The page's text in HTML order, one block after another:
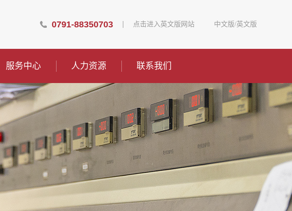
中文版/英文版
点击进入英文版网站
0791-88350703
服务中心 人力资源 联系我们